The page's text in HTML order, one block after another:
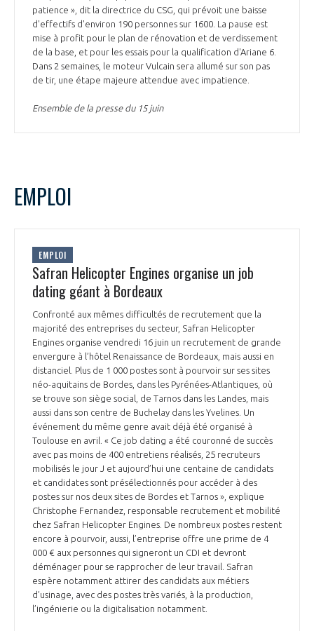
patience », dit la directrice du CSG, qui prévoit une baisse
d'effectifs d'environ 190 personnes sur 1600. La pause est
mise à profit pour le plan de rénovation et de verdissement
de la base, et pour les essais pour la qualification d'Ariane 6.
Dans 2 semaines, le moteur Vulcain sera allumé sur son pas
de tir, une étape majeure attendue avec impatience.
Ensemble de la presse du 15 juin
EMPLOI
EMPLOI
Safran Helicopter Engines organise un job
dating géant à Bordeaux
Confronté aux mêmes difficultés de recrutement que la
majorité des entreprises du secteur, Safran Helicopter
Engines organise vendredi 16 juin un recrutement de grande
envergure à l’hôtel Renaissance de Bordeaux, mais aussi en
distanciel. Plus de 1 000 postes sont à pourvoir sur ses sites
néo-aquitains de Bordes, dans les Pyrénées-Atlantiques, où
se trouve son siège social, de Tarnos dans les Landes, mais
aussi dans son centre de Buchelay dans les Yvelines. Un
événement du même genre avait déjà été organisé à
Toulouse en avril. « Ce job dating a été couronné de succès
avec pas moins de 400 entretiens réalisés, 25 recruteurs
mobilisés le jour J et aujourd’hui une centaine de candidats
et candidates sont présélectionnés pour accéder à des
postes sur nos deux sites de Bordes et Tarnos », explique
Christophe Fernandez, responsable recrutement et mobilité
chez Safran Helicopter Engines. De nombreux postes restent
encore à pourvoir, aussi, l’entreprise offre une prime de 4
000 € aux personnes qui signeront un CDI et devront
déménager pour se rapprocher de leur travail. Safran
espère notamment attirer des candidats aux métiers
d’usinage, avec des postes très variés, à la production,
l’ingénierie ou la digitalisation notamment.